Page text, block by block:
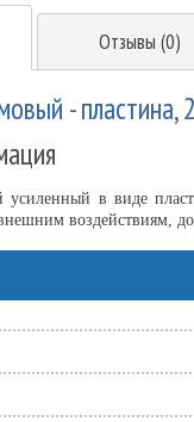
Отзывы (0)
- пластина,
в виде
воздействиям,